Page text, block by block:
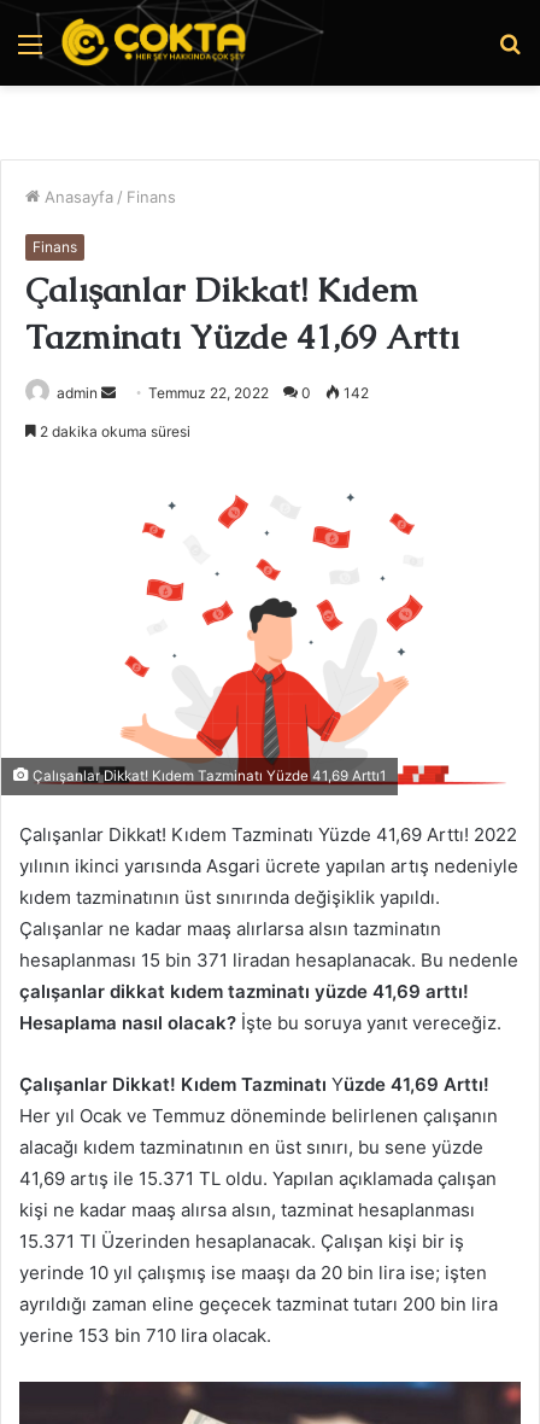
Menü
Anasayfa / Finans
Finans
Çalışanlar Dikkat! Kıdem
Tazminatı Yüzde 41,69 Arttı
admin
Bir
Temmuz 22, 2022 0 142
2 dakika okuma süresi
Çalışanlar Dikkat! Kıdem Tazminatı Yüzde 41,69 Arttı1
Çalışanlar Dikkat! Kıdem Tazminatı Yüzde 41,69 Arttı! 2022
yılının ikinci yarısında Asgari ücrete yapılan artış nedeniyle
kıdem tazminatının üst sınırında değişiklik yapıldı.
Çalışanlar ne kadar maaş alırlarsa alsın tazminatın
hesaplanması 15 bin 371 liradan hesaplanacak. Bu nedenle
çalışanlar dikkat kıdem tazminatı yüzde 41,69 arttı!
Hesaplama nasıl olacak? İşte bu soruya yanıt vereceğiz.
Çalışanlar Dikkat! Kıdem Tazminatı Yüzde 41,69 Arttı!
Her yıl Ocak ve Temmuz döneminde belirlenen çalışanın
alacağı kıdem tazminatının en üst sınırı, bu sene yüzde
41,69 artış ile 15.371 TL oldu. Yapılan açıklamada çalışan
kişi ne kadar maaş alırsa alsın, tazminat hesaplanması
15.371 Tl Üzerinden hesaplanacak. Çalışan kişi bir iş
yerinde 10 yıl çalışmış ise maaşı da 20 bin lira ise; işten
ayrıldığı zaman eline geçecek tazminat tutarı 200 bin lira
yerine 153 bin 710 lira olacak.